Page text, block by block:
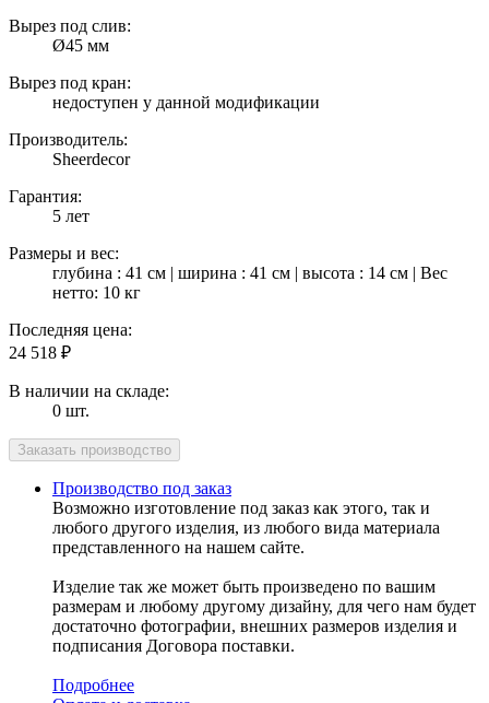
Вырез под слив:
Ø45 мм
Вырез под кран:
недоступен у данной модификации
Производитель:
Sheerdecor
Гарантия:
5 лет
Размеры и вес:
глубина : 41 см | ширина : 41 см | высота : 14 см | Вес
нетто: 10 кг
Последняя цена:
24 518 ₽
В наличии на складе:
0 шт.
Производство под заказ
Возможно изготовление под заказ как этого, так и
любого другого изделия, из любого вида материала
представленного на нашем сайте.
Изделие так же может быть произведено по вашим
размерам и любому другому дизайну, для чего нам будет
достаточно фотографии, внешних размеров изделия и
подписания Договора поставки.
Подробнее